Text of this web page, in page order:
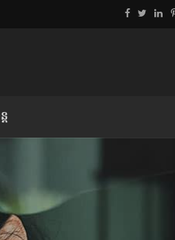
លិខិតប្រិយមិត្ត៖ «អំពីទោសៈ»